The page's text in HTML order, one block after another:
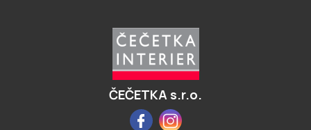
ČEČETKA s.r.o.
FacebookInstagram